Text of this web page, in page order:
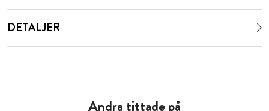
DETALJER
Andra tittade på